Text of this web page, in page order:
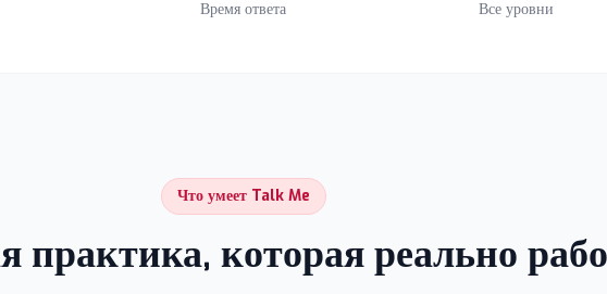
Время ответа Все уровни
Что умеет Talk Me
практика, которая реально